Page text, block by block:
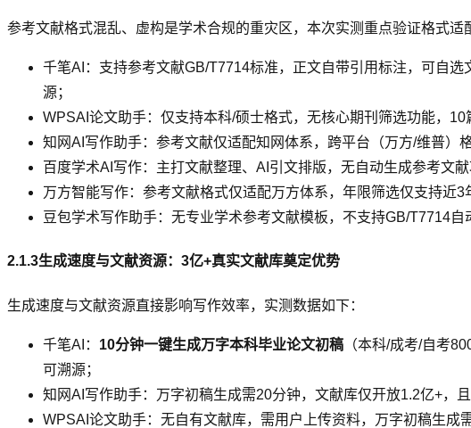
参考文献格式混乱、虚构是学术合规的重灾区，本次实测重点验证格式适
千笔AI：支持参考文献GB/T7714标准，正文自带引用标注，可自
源；
WPSAI论文助手：仅支持本科/硕士格式，无核心期刊筛选功能，10
知网AI写作助手：参考文献仅适配知网体系，跨平台（万方/维普）
百度学术AI写作：主打文献整理、AI引文排版，无自动生成参考文
万方智能写作：参考文献格式仅适配万方体系，年限筛选仅支持近3
豆包学术写作助手：无专业学术参考文献模板，不支持GB/T7714
2.1.3生成速度与文献资源：3亿+真实文献库奠定优势
生成速度与文献资源直接影响写作效率，实测数据如下：
千笔AI： 10分钟一键生成万字本科毕业论文初稿 （本科/成考/自考
可溯源；
知网AI写作助手：万字初稿生成需20分钟，文献库仅开放1.2亿+，且
WPSAI论文助手：无自有文献库，需用户上传资料，万字初稿生成